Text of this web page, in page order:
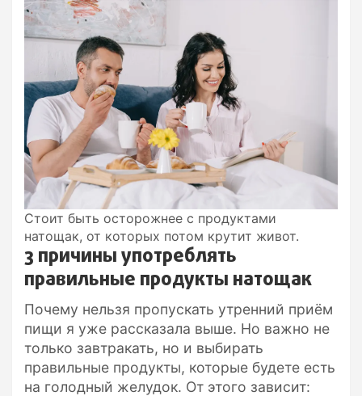
Стоит быть осторожнее с продуктами
натощак, от которых потом крутит живот.
3 причины употреблять
правильные продукты натощак
Почему нельзя пропускать утренний приём
пищи я уже рассказала выше. Но важно не
только завтракать, но и выбирать
правильные продукты, которые будете есть
на голодный желудок. От этого зависит: